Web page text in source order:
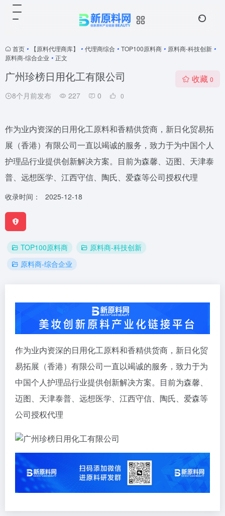
首页 • 【原料代理商库】 • 代理商综合 • TOP100原料商 • 原料商-科技创新 •
原料商-综合企业 • 正文
广州珍榜日用化工有限公司
8个月前发布 227 0 0
收藏 0
作为业内资深的日用化工原料和香精供货商，新日化贸易拓
展（香港）有限公司一直以竭诚的服务，致力于为中国个人
护理品行业提供创新解决方案。目前为森馨、迈图、天津泰
普、远想医学、江西守信、陶氏、爱森等公司授权代理
收录时间： 2025-12-18
TOP100原料商
原料商-科技创新
原料商-综合企业
作为业内资深的日用化工原料和香精供货商，新日化贸
易拓展（香港）有限公司一直以竭诚的服务，致力于为
中国个人护理品行业提供创新解决方案。目前为森馨、
迈图、天津泰普、远想医学、江西守信、陶氏、爱森等
公司授权代理